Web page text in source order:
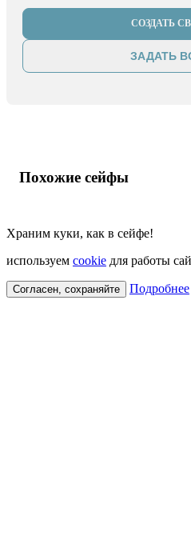
СОЗДАТЬ
ЗАДАТЬ
Похожие сейфы
Храним куки, как в сейфе!
используем cookie для работы
Согласен, сохраняйте Подробнее